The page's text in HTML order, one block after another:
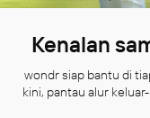
Kenalan
wondr siap bantu di
kini, pantau alur